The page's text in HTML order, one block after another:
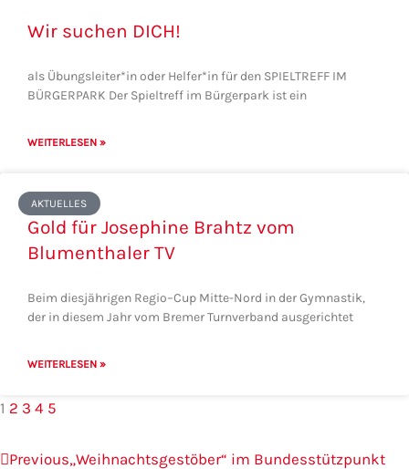
Wir suchen DICH!
als Übungsleiter*in oder Helfer*in für den SPIELTREFF IM
BÜRGERPARK Der Spieltreff im Bürgerpark ist ein
WEITERLESEN »
AKTUELLES
Gold für Josephine Brahtz vom
Blumenthaler TV
Beim diesjährigen Regio–Cup Mitte-Nord in der Gymnastik,
der in diesem Jahr vom Bremer Turnverband ausgerichtet
WEITERLESEN »
1 2 3 4 5
Zurück
Previous„Weihnachtsgestöber“ im Bundesstützpunkt